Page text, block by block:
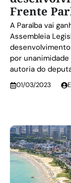
Frente
A Paraíba vai
Assembleia
por
autoria do
01/03/2023